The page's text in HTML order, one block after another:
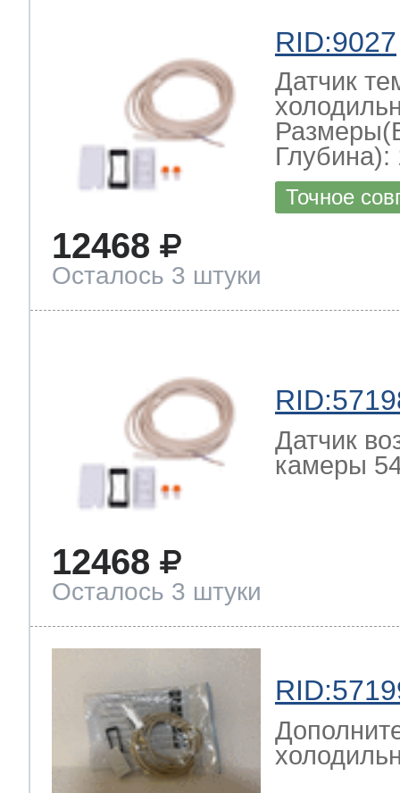
RID:9027
Датчик
Глубина):
Точное
12468
Осталось 3 штуки
Датчик
камеры
12468
Осталось 3 штуки